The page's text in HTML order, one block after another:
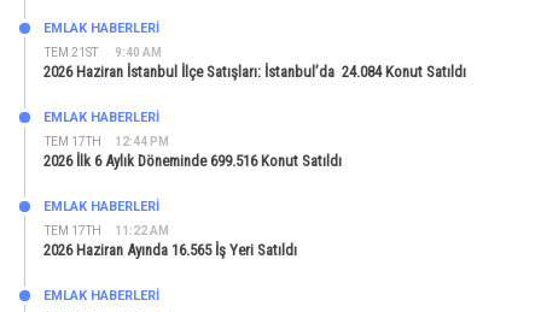
TEM 21ST 9:40 AM
EMLAK HABERLERI
2026 Haziran İstanbul İlçe Satışları: İstanbul’da 24.084 Konut Satıldı
TEM 17TH 12:44 PM
EMLAK HABERLERI
2026 İlk 6 Aylık Döneminde 699.516 Konut Satıldı
TEM 17TH 11:22 AM
EMLAK HABERLERI
2026 Haziran Ayında 16.565 İş Yeri Satıldı
EMLAK HABERLERI